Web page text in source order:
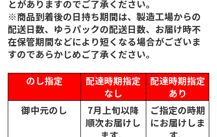
とがありますのでご了承ください。
※商品到着後の日持ち期間は、製造工場からの
配送日数、ゆうパックの配送日数、お届け時不
在保管期間などにより短くなる場合がございま
すのであらかじめご了承ください。
のし指定
配達時期指定
なし
配達時期指定
あり
御中元のし
7月上旬以降
順次お届けし
ご指定の時期
にお届けしま